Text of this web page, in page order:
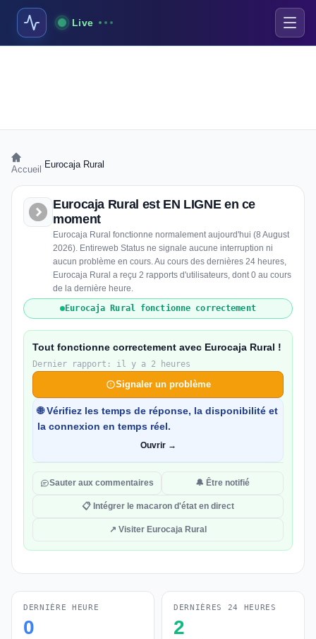
Live
Accueil Eurocaja Rural
Eurocaja Rural est EN LIGNE en ce
moment
Eurocaja Rural fonctionne normalement aujourd'hui (8 August
2026). Entireweb Status ne signale aucune interruption ni
aucun problème en cours. Au cours des dernières 24 heures,
Eurocaja Rural a reçu 2 rapports d'utilisateurs, dont 0 au cours
de la dernière heure.
Eurocaja Rural fonctionne correctement
Tout fonctionne correctement avec Eurocaja Rural !
Dernier rapport: il y a 2 heures
Signaler un problème
🌐 Vérifiez les temps de réponse, la disponibilité et
la connexion en temps réel.
Ouvrir →
Sauter aux commentaires 🔔 Être notifié
📋 Intégrer le macaron d'état en direct
↗ Visiter Eurocaja Rural
DERNIÈRE HEURE
0
DERNIÈRES 24 HEURES
2